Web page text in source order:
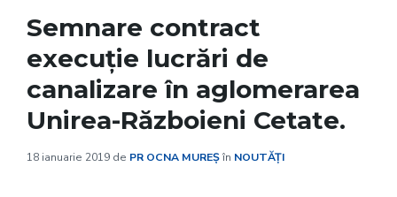
Semnare contract
execuţie lucrări de
canalizare în aglomerarea
Unirea-Războieni Cetate.
18 ianuarie 2019 de PR OCNA MUREȘîn NOUTĂȚI